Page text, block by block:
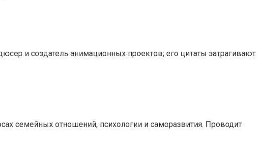
и создатель анимационных проектов; его цитаты затрагивают
семейных отношений, психологии и саморазвития. Проводит